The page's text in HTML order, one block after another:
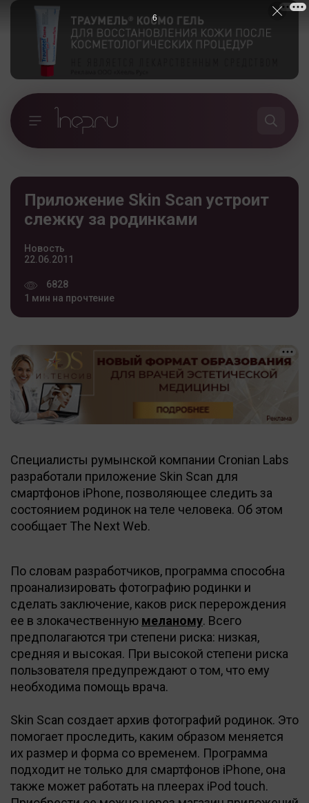
Приложение Skin Scan устроит
слежку за родинками
Новость
22.06.2011
6828
1 мин на прочтение
Специалисты румынской компании Cronian Labs
разработали приложение Skin Scan для
смартфонов iPhone, позволяющее следить за
состоянием родинок на теле человека. Об этом
сообщает The Next Web.
По словам разработчиков, программа способна
проанализировать фотографию родинки и
сделать заключение, каков риск перерождения
ее в злокачественную меланому. Всего
предполагаются три степени риска: низкая,
средняя и высокая. При высокой степени риска
пользователя предупреждают о том, что ему
необходима помощь врача.
Skin Scan создает архив фотографий родинок. Это
помогает проследить, каким образом меняется
их размер и форма со временем. Программа
подходит не только для смартфонов iPhone, она
также может работать на плеерах iPod touch.
5